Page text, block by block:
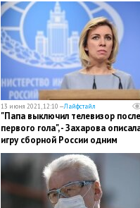
13 июня 2021, 12:10 —Лайфстайл
"​Папа выключил телевизор после
первого гола", - Захарова
игру сборной России одним
предложением